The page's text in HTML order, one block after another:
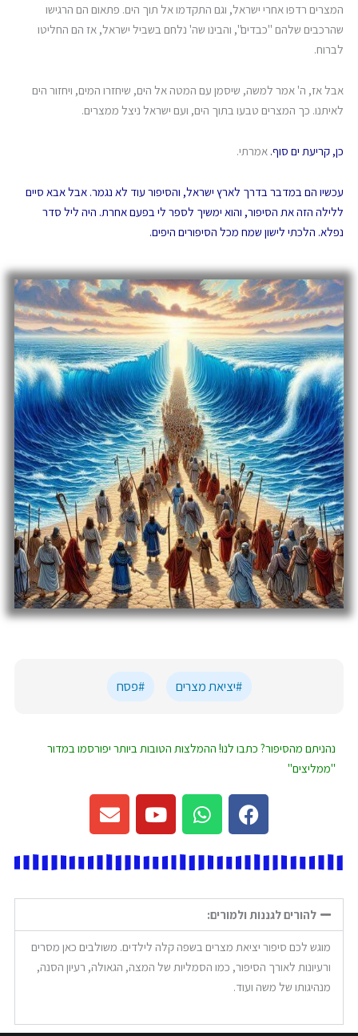
המצרים רדפו אחרי ישראל, וגם התקדמו אל תוך הים. פתאום הם הרגישו
שהרכבים שלהם "כבדים", והבינו שה' נלחם בשביל ישראל, אז הם החליטו
לברוח.
אבל אז, ה' אמר למשה, שיסמן עם המטה אל הים, שיחזרו המים, ויחזור הים
לאיתנו. כך המצרים טבעו בתוך הים, ועם ישראל ניצל ממצרים.
כן, קריעת ים סוף. אמרתי.
עכשיו הם במדבר בדרך לארץ ישראל, והסיפור עוד לא נגמר. אבל אבא סיים
ללילה הזה את הסיפור, והוא ימשיך לספר לי בפעם אחרת. היה ליל סדר
נפלא. הלכתי לישון שמח מכל הסיפורים היפים.
#יציאת מצרים #פסח
נהניתם מהסיפור? כתבו לנו! ההמלצות הטובות ביותר יפורסמו במדור
"ממליצים"
F
a
e
o
o
k
W
h
t
a
p
p
Y
o
t
b
e
E
n
e
o
p
e
להורים לגננות ולמורים:
מוגש לכם סיפור יציאת מצרים בשפה קלה לילדים. משולבים כאן מסרים
ורעיונות לאורך הסיפור, כמו הסמליות של המצה, הגאולה, רעיון הסנה,
מנהיגותו של משה ועוד.